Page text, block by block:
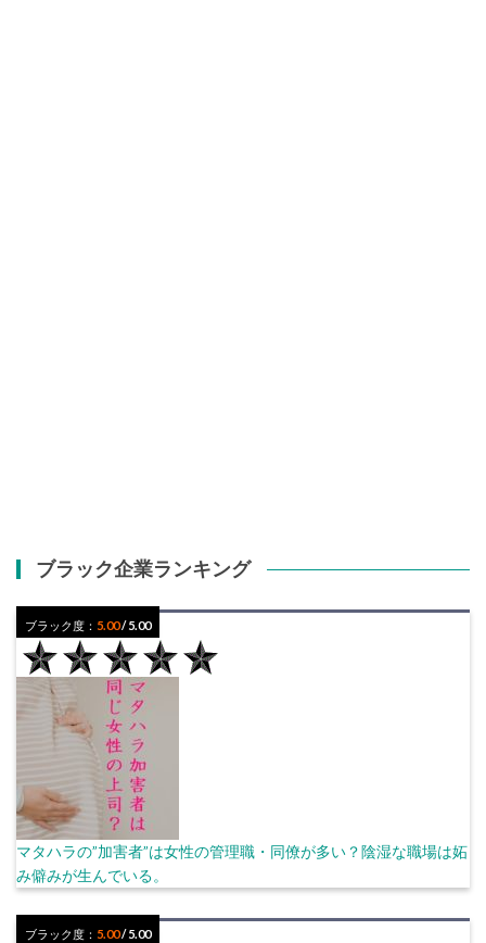
ブラック企業ランキング
ブラック度： 5.00/ 5.00
マタハラの”加害者”は女性の管理職・同僚が多い？陰湿な職場は妬
み僻みが生んでいる。
ブラック度： 5.00/ 5.00